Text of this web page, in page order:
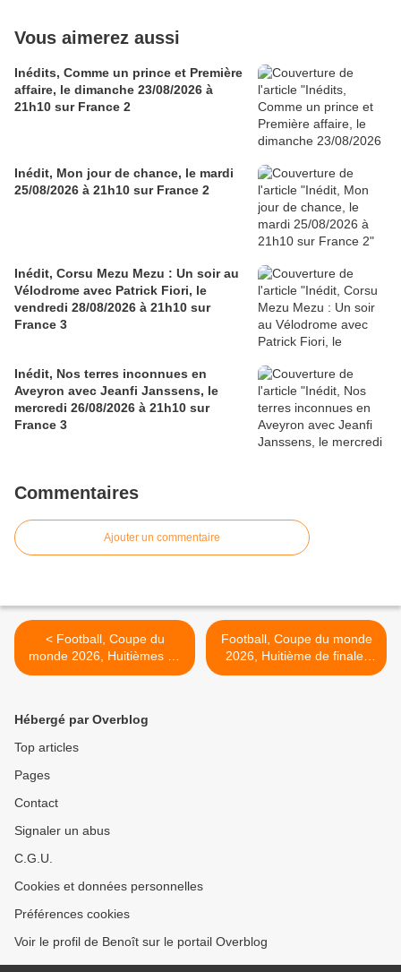
Vous aimerez aussi
Inédits, Comme un prince et Première
affaire, le dimanche 23/08/2026 à
21h10 sur France 2
Inédit, Mon jour de chance, le mardi
25/08/2026 à 21h10 sur France 2
Inédit, Corsu Mezu Mezu : Un soir au
Vélodrome avec Patrick Fiori, le
vendredi 28/08/2026 à 21h10 sur
France 3
Inédit, Nos terres inconnues en
Aveyron avec Jeanfi Janssens, le
mercredi 26/08/2026 à 21h10 sur
France 3
Commentaires
Ajouter un commentaire
< Football, Coupe du
monde 2026, Huitièmes de
finale, du 04 au 07 juillet sur
Football, Coupe du monde
2026, Huitième de finale,
France / Paraguay, samedi
Hébergé par Overblog
Top articles
Pages
Contact
Signaler un abus
C.G.U.
Cookies et données personnelles
Préférences cookies
Voir le profil de Benoît sur le portail Overblog